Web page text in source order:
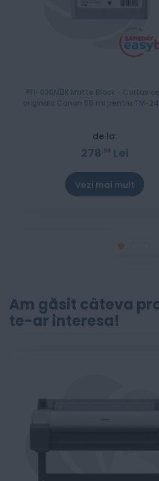
PFI-030MBK Matte Black - Cartus
originala Canon 55 ml pentru TM-
de la:
278 98 Lei
Vezi mai mult
Am găsit câteva
te-ar interesa!